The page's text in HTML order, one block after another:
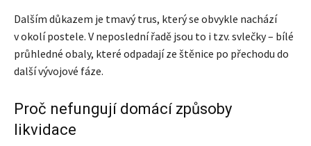
Dalším důkazem je tmavý trus, který se obvykle nachází
v okolí postele. V neposlední řadě jsou to i tzv. svlečky – bílé
průhledné obaly, které odpadají ze štěnice po přechodu do
další vývojové fáze.
Proč nefungují domácí způsoby
likvidace